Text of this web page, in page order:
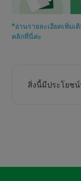
*อ่านรายละเอียดเพิ่มเ
คลิกที่นี่ค่ะ
สิ่งนี้มีประโยช